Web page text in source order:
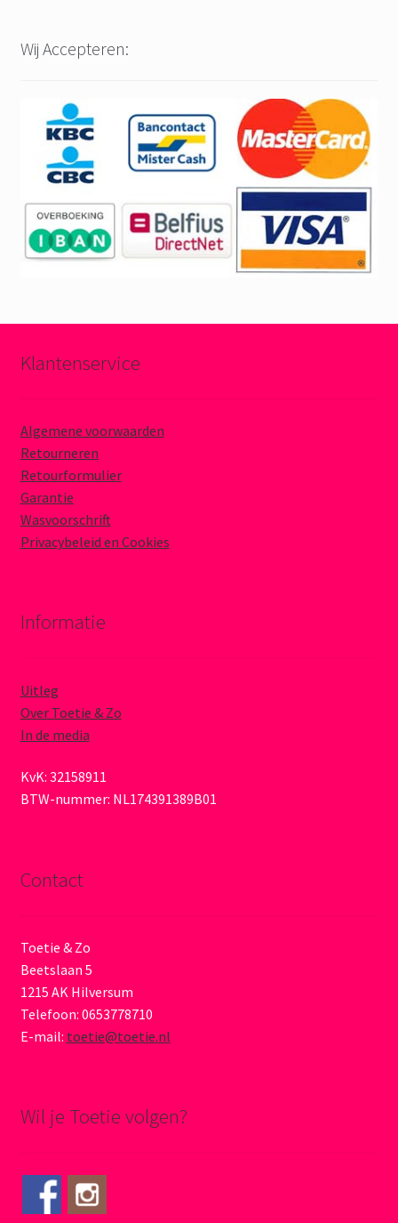
Wij Accepteren:
Klantenservice
Algemene voorwaarden
Retourneren
Retourformulier
Garantie
Wasvoorschrift
Privacybeleid en Cookies
Informatie
Uitleg
Over Toetie & Zo
In de media
KvK: 32158911
BTW-nummer: NL174391389B01
Contact
Toetie & Zo
Beetslaan 5
1215 AK Hilversum
Telefoon: 0653778710
E-mail: toetie@toetie.nl
Wil je Toetie volgen?